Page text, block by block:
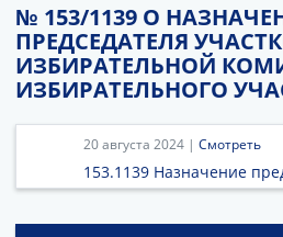
Муниципальные закупки
Государственный и
Публичные слушания и
№ 153/1139 О
ПРЕДСЕДАТЕЛЯ
ИЗБИРАТЕЛЬНОЙ
ИЗБИРАТЕЛЬНОГО
20 августа 2024 | Смотреть
153.1139 Назначение